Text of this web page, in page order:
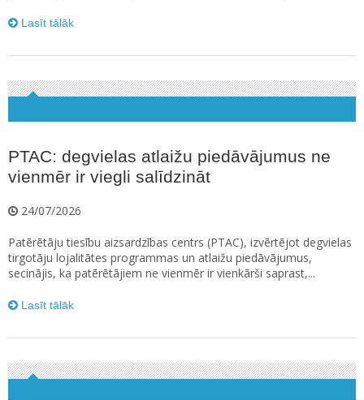
Lasīt tālāk
PTAC: degvielas atlaižu piedāvājumus ne
vienmēr ir viegli salīdzināt
24/07/2026
Patērētāju tiesību aizsardzības centrs (PTAC), izvērtējot degvielas
tirgotāju lojalitātes programmas un atlaižu piedāvājumus,
secinājis, ka patērētājiem ne vienmēr ir vienkārši saprast,...
Lasīt tālāk